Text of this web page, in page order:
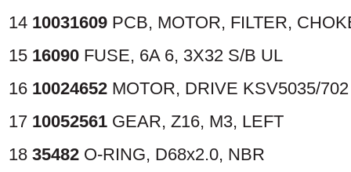
14 10031609 PCB, MOTOR, FILTER,
15 16090 FUSE, 6A 6, 3X32 S/B UL
16 10024652 MOTOR, DRIVE KSV5035/702
17 10052561 GEAR, Z16, M3, LEFT
18 35482 O-RING, D68x2.0, NBR